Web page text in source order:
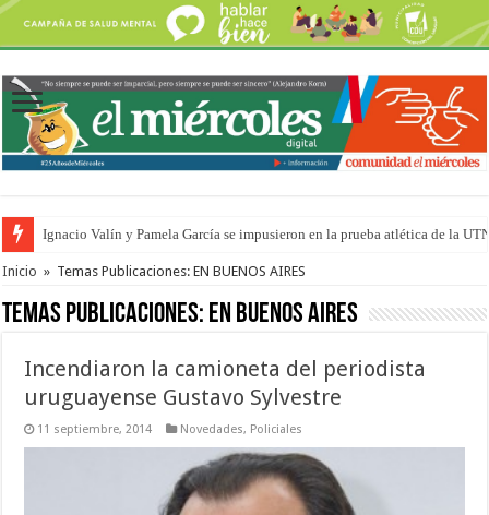
Ignacio Valín y Pamela García se impusieron en la prueba atlética de la
Traigo el litoral en mi canción: 100 años de Aníbal Sampayo
Inicio » Temas Publicaciones: EN BUENOS AIRES
Temas Publicaciones: EN BUENOS AIRES
Incendiaron la camioneta del periodista
uruguayense Gustavo Sylvestre
11 septiembre, 2014 Novedades, Policiales